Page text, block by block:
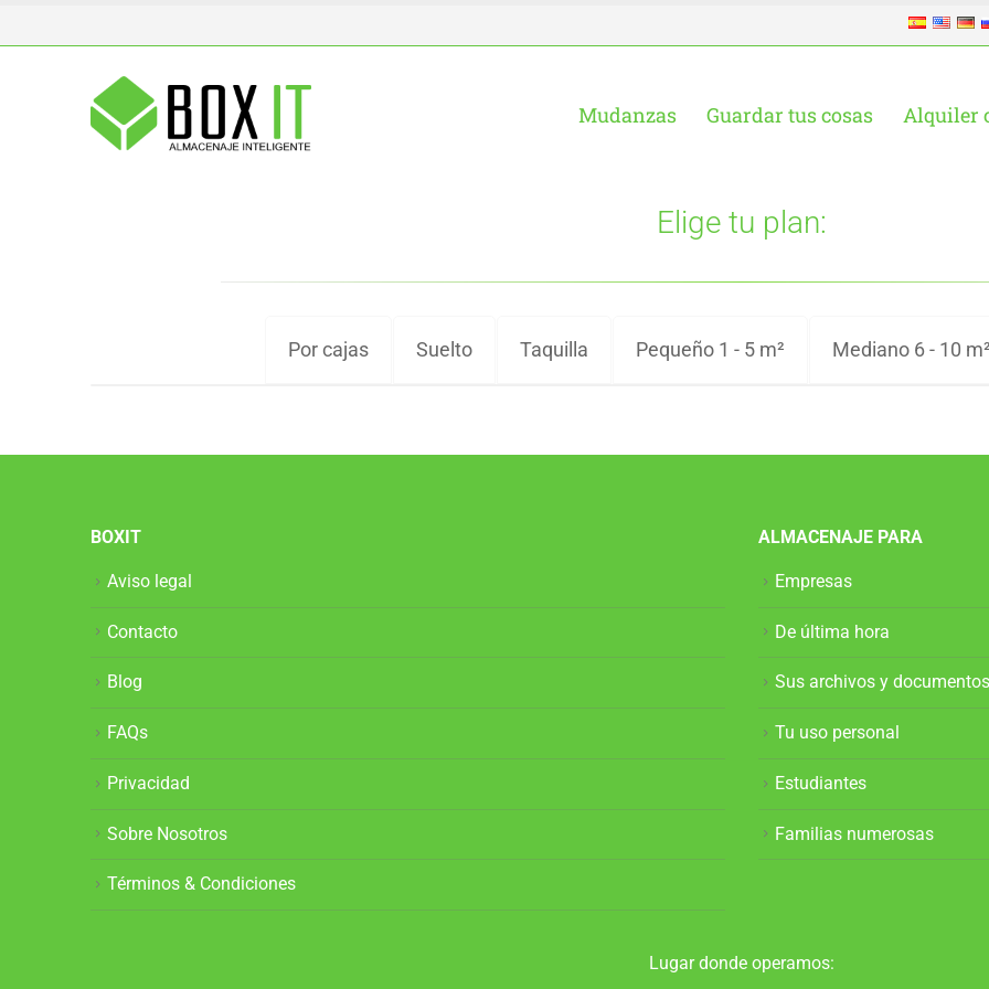
Mudanzas Guardar tus cosas Alquiler
Elige tu plan:
Por cajas Suelto Taquilla Pequeño 1 - 5 m² Mediano 6 - 10
BOXIT
Aviso legal
Contacto
Blog
FAQs
Privacidad
Sobre Nosotros
Términos & Condiciones
ALMACENAJE PARA
Empresas
De última hora
Sus archivos y documentos
Tu uso personal
Estudiantes
Familias numerosas
Lugar donde operamos: